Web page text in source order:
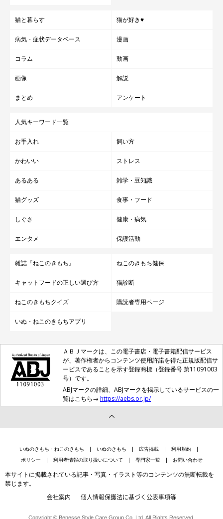
まざまに変化し、成猫になるとグリーン、イエロー、ヘーゼルに
定着するといわれています。被毛はとても短くシルキーで、滑ら
関連記事:
ぱい｜ねこのきもち 猫図鑑
な病気）や飼い方（食事、病気対策、お手入れ方法）について詳し
く解説しています。シンガプーラのかわいい画像などもたくさん掲
みてください。
各猫種の詳しい情報が知りたい場合は、ねこのきもちWEB
参考／ねこのきもちWEB MAGAZINE『アメリカンカールの特徴と
飼い方 可愛い画像いっぱい｜ねこのきもち 猫図鑑』、ねこの
きもちWEB MAGAZINE『ブリティッシュショートヘアの特徴と飼
ちWEB MAGAZINE『シンガプーラの特徴と飼い方 可愛い画像い
っぱい｜ねこのきもち 猫図鑑』（すべて監修：CFAオールブリー
ド国際審査員 サンフラワーキャットクラブセクレタリー ヤマザ
キ動物専門学校講師 ヤマザキ動物看護専門職短期大学講師 高野
猫と暮らす 猫が好き♥
病気・症状データベース 漫画
コラム 動画
画像 解説
まとめ アンケート
人気キーワード一覧
お手入れ 飼い方
かわいい ストレス
あるある 雑学・豆知識
猫グッズ 食事・フード
しぐさ 健康・病気
エンタメ 保護活動
雑誌『ねこのきもち』 ねこのきもち健保
キャットフードの正しい選び方 猫診断
ねこのきもちクイズ 購読者専用ページ
いぬ・ねこのきもちアプリ
ＡＢＪマークは、この電子書店・電子書籍配信サービス
が、著作権者からコンテンツ使用許諾を得た正規版配信サ
ービスであることを示す登録商標（登録番号 第11091003
号）です。
ABJマークの詳細、ABJマークを掲示しているサービスの一
覧はこちら→ https://aebs.or.jp/
いぬのきもち・ねこのきもち いぬのきもち 広告掲載
利用規約
ポリシー
利用者情報の取り扱いについて 専門家一覧 お問い合わせ
本サイトに掲載されている記事・写真・イラスト等のコンテンツの無断転載を
禁じます。
会社案内 個人情報保護法に基づく公表事項等
Copyright © Benesse Style Care Group Co.,Ltd. All Rights Reserved.